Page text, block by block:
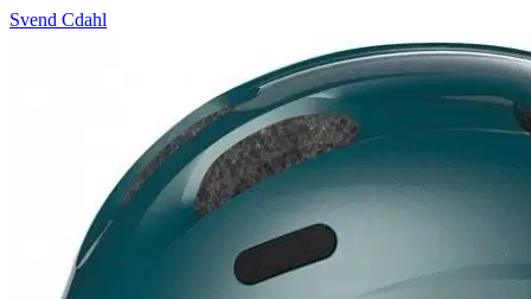
Svend Cdahl